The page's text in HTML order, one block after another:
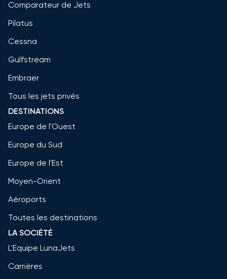
Comparateur de Jets
Pilatus
Cessna
Gulfstream
Embraer
Tous les jets privés
DESTINATIONS
Europe de l'Ouest
Europe du Sud
Europe de l'Est
Moyen-Orient
Aéroports
Toutes les destinations
LA SOCIÉTÉ
L'Equipe LunaJets
Carrières